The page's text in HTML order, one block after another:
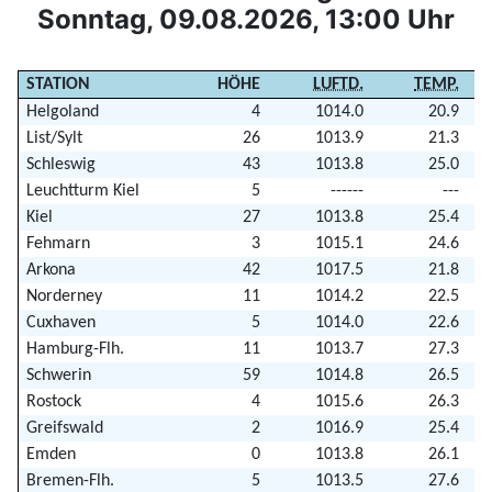
Sonntag, 09.08.2026, 13:00 Uhr
STATION HÖHE LUFTD.
TEMP.
Helgoland
4 1014.0
20.9
List/Sylt
26 1013.9
21.3
Schleswig
43 1013.8
25.0
Leuchtturm Kiel
5 ------
---
Kiel
27 1013.8
25.4
Fehmarn
3 1015.1
24.6
Arkona
42 1017.5
21.8
Norderney
11 1014.2
22.5
Cuxhaven
5 1014.0
22.6
Hamburg-Flh.
11 1013.7
27.3
Schwerin
59 1014.8
26.5
Rostock
4 1015.6
26.3
Greifswald
2 1016.9
25.4
Emden
0 1013.8
26.1
Bremen-Flh.
5 1013.5 27.6